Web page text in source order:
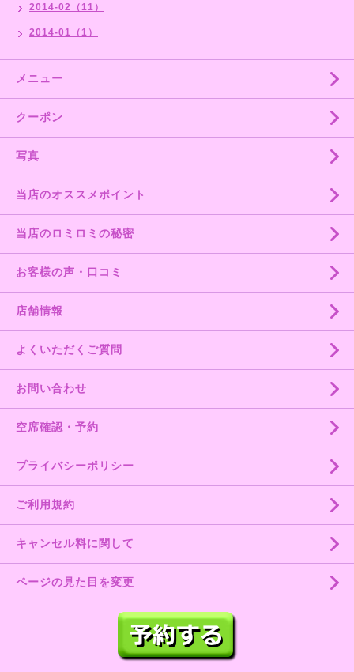
2014-02（11）
2014-01（1）
メニュー
クーポン
写真
当店のオススメポイント
当店のロミロミの秘密
お客様の声・口コミ
店舗情報
よくいただくご質問
お問い合わせ
空席確認・予約
プライバシーポリシー
ご利用規約
キャンセル料に関して
ページの見た目を変更